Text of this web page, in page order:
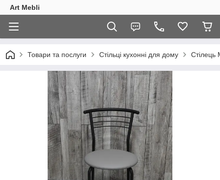
Art Mebli
Товари та послуги Стільці кухонні для дому Стілець